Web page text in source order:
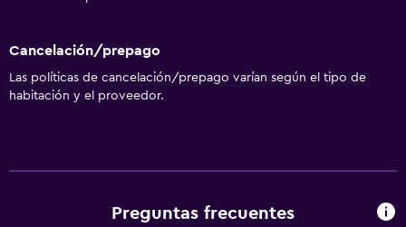
Cancelación/prepago
Las políticas de cancelación/prepago varían según el tipo de
habitación y el proveedor.
Preguntas frecuentes